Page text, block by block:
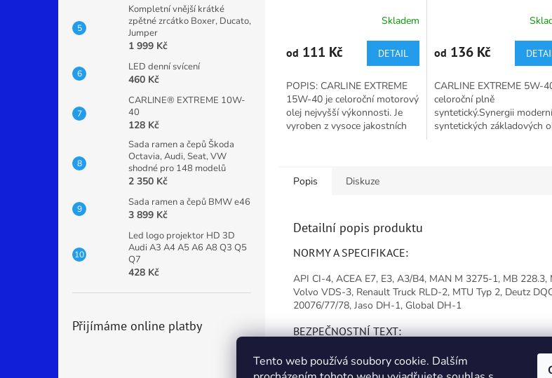
Tento web používá soubory cookie. Dalším
Kompletní vnější krátké
zpětné zrcátko Boxer, Ducato,
Jumper
1 999 Kč
LED denní svícení
460 Kč
CARLINE® EXTREME 10W-
40
128 Kč
Sada ramen a čepů Škoda
Octavia, Audi, Seat, VW
shodné pro 148 modelů
2 350 Kč
Sada ramen a čepů BMW e46
3 899 Kč
Led logo projektor HD 3D
Audi A3 A4 A5 A6 A8 Q3 Q5
Q7
428 Kč
Přijímáme online platby
produktu
z
5
hvězdiček.
Skladem
od 111 Kč DETAIL
POPIS: CARLINE EXTREME
15W-40 je celoroční motorový
olej nejvyšší výkonnosti. Je
vyroben z vysoce jakostních
produktu
z
5
hvězdiček.
od 136 Kč
CARLINE EXTREME 5W-
celoroční plně
syntetický.Synergii
syntetických základových
Popis Diskuze
Detailní popis produktu
NORMY A SPECIFIKACE:
API CI-4, ACEA E7, E3, A3/B4, MAN M 3275-1, MB 228.3,
Volvo VDS-3, Renault Truck RLD-2, MTU Typ 2, Deutz
20076/77/78, Jaso DH-1, Global DH-1
BEZPEČNOSTNÍ TEXT:
H319 Způsobuje vážné podráždění očí.